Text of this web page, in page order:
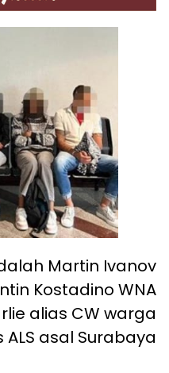
Martin Ivanov
Kostadino WNA
alias CW warga
asal Surabaya